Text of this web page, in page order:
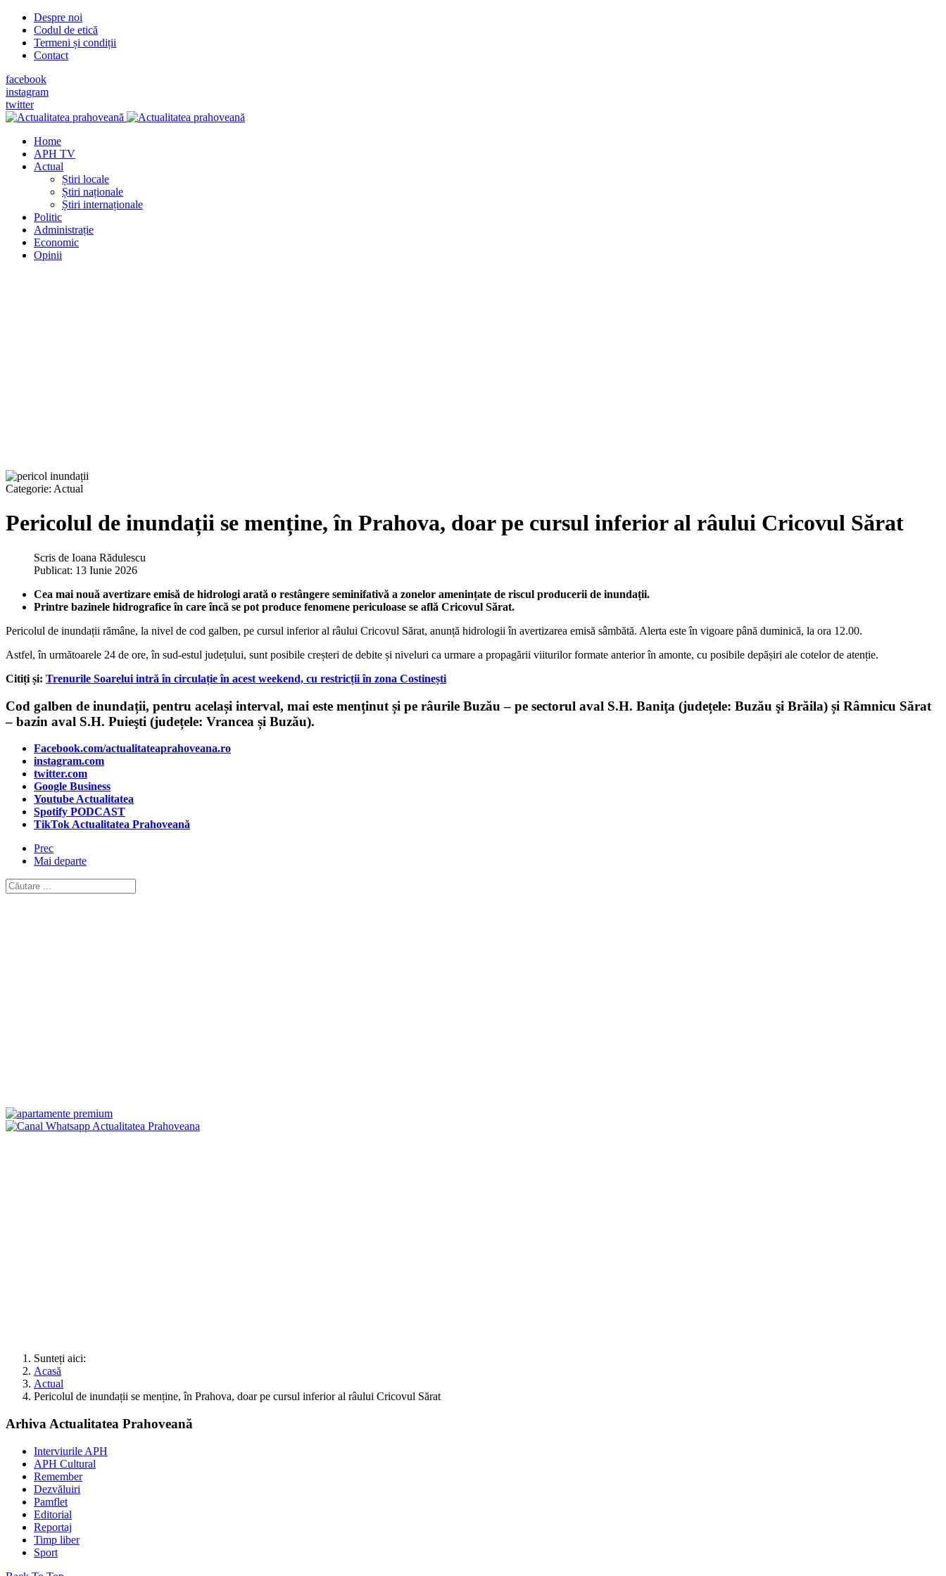
Despre noi
Codul de etică
Termeni și condiții
Contact
facebook
instagram
twitter
Home
APH TV
Actual
Știri locale
Știri naționale
Știri internaționale
Politic
Administrație
Economic
Opinii
Categorie: Actual
Pericolul de inundații se menține, în Prahova, doar pe cursul inferior al râului Cricovul Sărat
Scris de Ioana Rădulescu
Publicat: 13 Iunie 2026
Cea mai nouă avertizare emisă de hidrologi arată o restângere seminifativă a zonelor amenințate de riscul producerii de inundații.
Printre bazinele hidrografice în care încă se pot produce fenomene periculoase se află Cricovul Sărat.
Pericolul de inundații rămâne, la nivel de cod galben, pe cursul inferior al râului Cricovul Sărat, anunță hidrologii în avertizarea emisă sâmbătă. Alerta este în vigoare până duminică, la ora 12.00.
Astfel, în următoarele 24 de ore, în sud-estul județului, sunt posibile creșteri de debite și niveluri ca urmare a propagării viiturilor formate anterior în amonte, cu posibile depășiri ale cotelor de atenție.
Citiți și: Trenurile Soarelui intră în circulație în acest weekend, cu restricții în zona Costinești
Cod galben de inundații, pentru același interval, mai este menținut și pe râurile Buzău – pe sectorul aval S.H. Baniţa (județele: Buzău şi Brăila) și Râmnicu Sărat
– bazin aval S.H. Puieşti (județele: Vrancea și Buzău).
Facebook.com/actualitateaprahoveana.ro
instagram.com
twitter.com
Google Business
Youtube Actualitatea
Spotify PODCAST
TikTok Actualitatea Prahoveană
Prec
Mai departe
Sunteți aici:
Acasă
Actual
Pericolul de inundații se menține, în Prahova, doar pe cursul inferior al râului Cricovul Sărat
Arhiva Actualitatea Prahoveană
Interviurile APH
APH Cultural
Remember
Dezvăluiri
Pamflet
Editorial
Reportaj
Timp liber
Sport